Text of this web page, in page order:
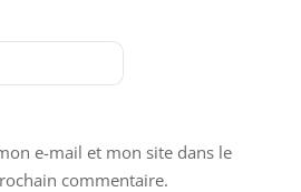
e-mail et mon site dans le
commentaire.